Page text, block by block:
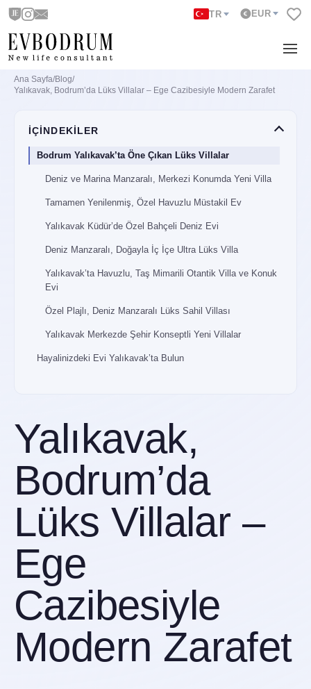
TR EUR
Ana Sayfa/Blog/
Yalıkavak, Bodrum’da Lüks Villalar – Ege Cazibesiyle Modern Zarafet
Yalıkavak,
Bodrum’da
Lüks Villalar –
Ege
Cazibesiyle
Modern Zarafet
İÇİNDEKİLER
Bodrum Yalıkavak’ta Öne Çıkan Lüks Villalar
Deniz ve Marina Manzaralı, Merkezi Konumda Yeni Villa
Tamamen Yenilenmiş, Özel Havuzlu Müstakil Ev
Yalıkavak Küdür’de Özel Bahçeli Deniz Evi
Deniz Manzaralı, Doğayla İç İçe Ultra Lüks Villa
Yalıkavak’ta Havuzlu, Taş Mimarili Otantik Villa ve Konuk
Evi
Özel Plajlı, Deniz Manzaralı Lüks Sahil Villası
Yalıkavak Merkezde Şehir Konseptli Yeni Villalar
Hayalinizdeki Evi Yalıkavak’ta Bulun